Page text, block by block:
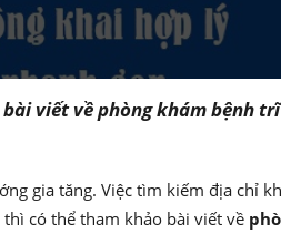
viết về phòng khám bệnh
gia tăng. Việc tìm kiếm địa chỉ
có thể tham khảo bài viết về